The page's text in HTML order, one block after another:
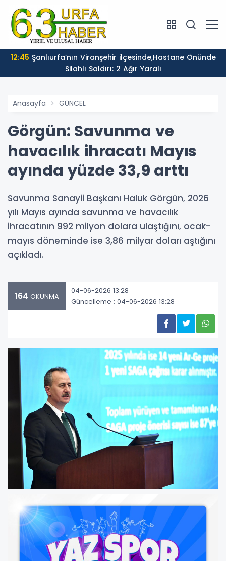
12:45
Silahlı Saldırı: 2 Ağır Yaralı
Anasayfa GÜNCEL
Görgün: Savunma ve
havacılık ihracatı Mayıs
ayında yüzde 33,9 arttı
Savunma Sanayii Başkanı Haluk Görgün, 2026
yılı Mayıs ayında savunma ve havacılık
ihracatının 992 milyon dolara ulaştığını, ocak-
mayıs döneminde ise 3,86 milyar doları aştığını
açıkladı.
164 OKUNMA
04-06-2026 13:28
Güncelleme : 04-06-2026 13:28